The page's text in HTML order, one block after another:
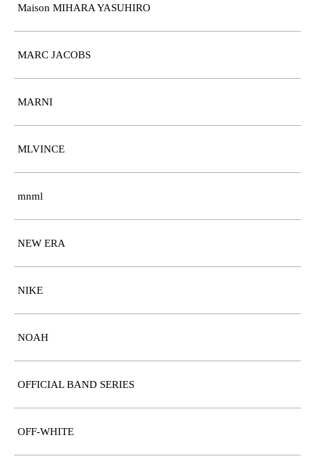
Maison MIHARA YASUHIRO
MARC JACOBS
MARNI
MLVINCE
mnml
NEW ERA
NIKE
NOAH
OFFICIAL BAND SERIES
OFF-WHITE